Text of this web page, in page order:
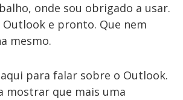
onde sou obrigado a usar.
Outlook e pronto. Que nem
mesmo.
para falar sobre o Outlook.
mostrar que mais uma